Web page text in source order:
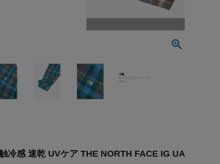
冷感 速乾 UVケア THE NORTH FACE IG UA